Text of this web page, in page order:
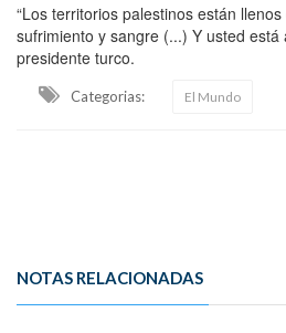
“Los territorios palestinos están
sufrimiento y sangre (...) Y usted está
presidente turco.
Categorias: El Mundo
NOTAS RELACIONADAS